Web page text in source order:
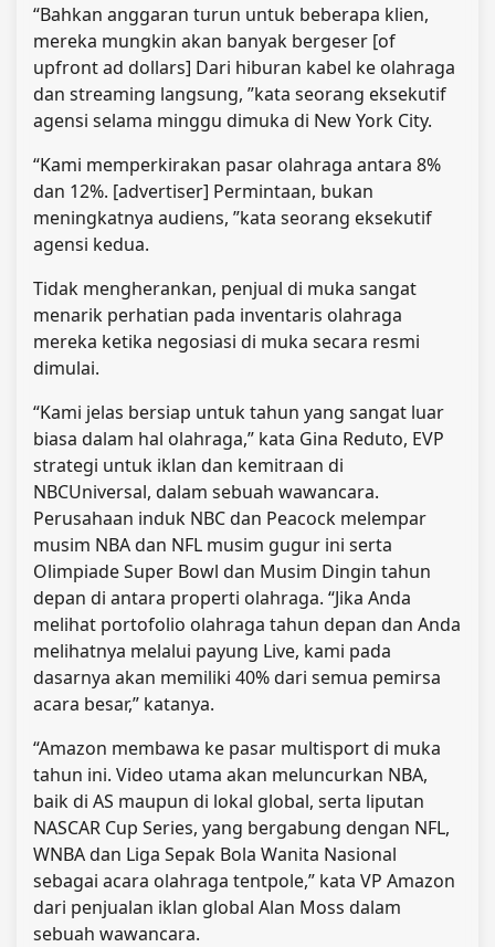
“Bahkan anggaran turun untuk beberapa klien,
mereka mungkin akan banyak bergeser [of
upfront ad dollars] Dari hiburan kabel ke olahraga
dan streaming langsung, ”kata seorang eksekutif
agensi selama minggu dimuka di New York City.
“Kami memperkirakan pasar olahraga antara 8%
dan 12%. [advertiser] Permintaan, bukan
meningkatnya audiens, ”kata seorang eksekutif
agensi kedua.
Tidak mengherankan, penjual di muka sangat
menarik perhatian pada inventaris olahraga
mereka ketika negosiasi di muka secara resmi
dimulai.
“Kami jelas bersiap untuk tahun yang sangat luar
biasa dalam hal olahraga,” kata Gina Reduto, EVP
strategi untuk iklan dan kemitraan di
NBCUniversal, dalam sebuah wawancara.
Perusahaan induk NBC dan Peacock melempar
musim NBA dan NFL musim gugur ini serta
Olimpiade Super Bowl dan Musim Dingin tahun
depan di antara properti olahraga. “Jika Anda
melihat portofolio olahraga tahun depan dan Anda
melihatnya melalui payung Live, kami pada
dasarnya akan memiliki 40% dari semua pemirsa
acara besar,” katanya.
“Amazon membawa ke pasar multisport di muka
tahun ini. Video utama akan meluncurkan NBA,
baik di AS maupun di lokal global, serta liputan
NASCAR Cup Series, yang bergabung dengan NFL,
WNBA dan Liga Sepak Bola Wanita Nasional
sebagai acara olahraga tentpole,” kata VP Amazon
dari penjualan iklan global Alan Moss dalam
sebuah wawancara.